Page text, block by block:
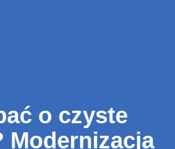
o czyste
Modernizacja